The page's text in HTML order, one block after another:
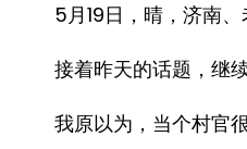
5月19日，晴，济南、
接着昨天的话题，继
我原以为，当个村官